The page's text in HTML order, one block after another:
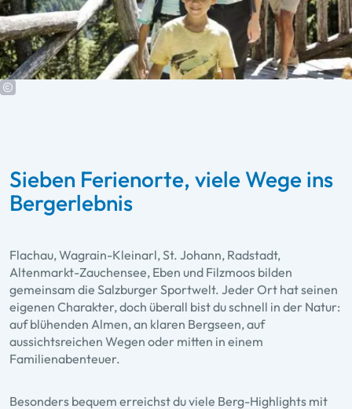
Sieben Ferienorte, viele Wege ins
Bergerlebnis
Flachau, Wagrain-Kleinarl, St. Johann, Radstadt,
Altenmarkt-Zauchensee, Eben und Filzmoos bilden
gemeinsam die Salzburger Sportwelt. Jeder Ort hat seinen
eigenen Charakter, doch überall bist du schnell in der Natur:
auf blühenden Almen, an klaren Bergseen, auf
aussichtsreichen Wegen oder mitten in einem
Familienabenteuer.
Besonders bequem erreichst du viele Berg-Highlights mit